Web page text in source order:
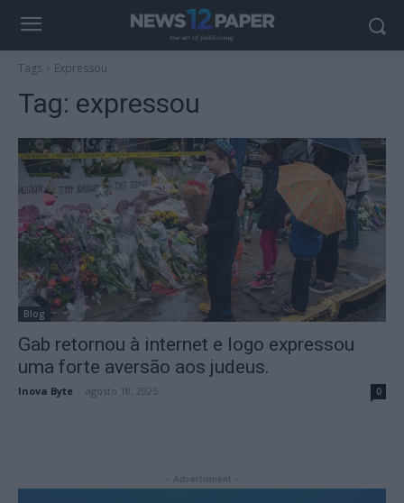
Tags Expressou
Tag: expressou
Blog
Gab retornou à internet e logo expressou
uma forte aversão aos judeus.
Inova Byte agosto 18, 2025 0
- Advertisment -